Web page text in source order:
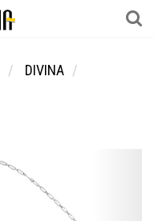
DIVINA